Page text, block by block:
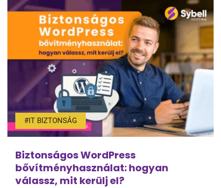
#IT BIZTONSÁG
Biztonságos WordPress
bővítményhasználat: hogyan
válassz, mit kerülj el?